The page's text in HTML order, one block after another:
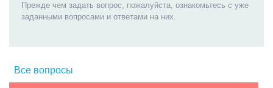
Прежде чем задать вопрос, пожалуйста, ознакомьтесь с уже
заданными вопросами и ответами на них.
Все вопросы